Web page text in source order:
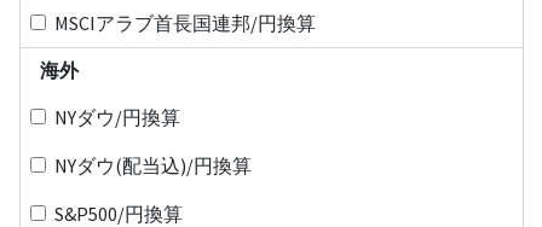
MSCIアラブ首長国連邦/円換算
海外
NYダウ/円換算
NYダウ(配当込)/円換算
S&P500/円換算